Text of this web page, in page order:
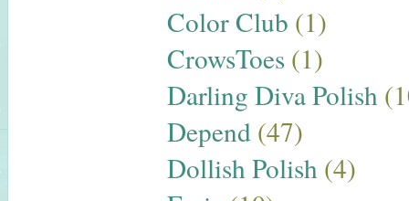
Color Club (1)
CrowsToes (1)
Darling Diva Polish
Depend (47)
Dollish Polish (4)